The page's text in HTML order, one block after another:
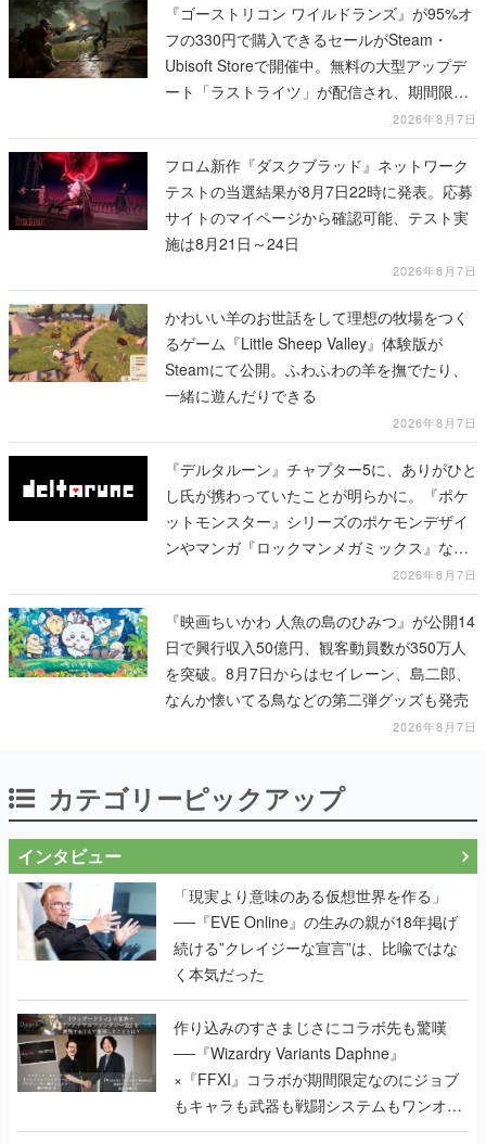
『ゴーストリコン ワイルドランズ』が95%オ
フの330円で購入できるセールがSteam・
Ubisoft Storeで開催中。無料の大型アップデ
ート「ラストライツ」が配信され、期間限定
の無料プレイや過去作の無料配布も2026年8月7日
フロム新作『ダスクブラッド』ネットワーク
テストの当選結果が8月7日22時に発表。応募
サイトのマイページから確認可能、テスト実
施は8月21日～24日
2026年8月7日
かわいい羊のお世話をして理想の牧場をつく
るゲーム『Little Sheep Valley』体験版が
Steamにて公開。ふわふわの羊を撫でたり、
一緒に遊んだりできる
2026年8月7日
『デルタルーン』チャプター5に、ありがひと
し氏が携わっていたことが明らかに。『ポケ
ットモンスター』シリーズのポケモンデザイ
ンやマンガ『ロックマンメガミックス』など
2026年8月7日
『映画ちいかわ 人魚の島のひみつ』が公開14
日で興行収入50億円、観客動員数が350万人
を突破。8月7日からはセイレーン、島二郎、
なんか懐いてる鳥などの第二弾グッズも発売
2026年8月7日
カテゴリーピックアップ
インタビュー
「現実より意味のある仮想世界を作る」
──『EVE Online』の生みの親が18年掲げ
続ける”クレイジーな宣言”は、比喩ではな
く本気だった
作り込みのすさまじさにコラボ先も驚嘆
──『Wizardry Variants Daphne』
×『FFXI』コラボが期間限定なのにジョブ
もキャラも武器も戦闘システムもワンオフ
で作り込まれた理由を両ディレクターに聞